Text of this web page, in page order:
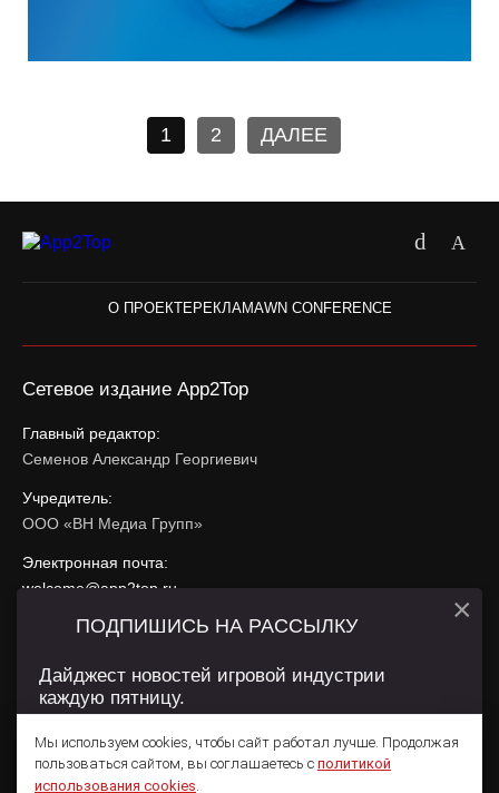
1 2 ДАЛЕЕ
О ПРОЕКТЕРЕКЛАМАWN CONFERENCE
Сетевое издание App2Top
Главный редактор:
Семенов Александр Георгиевич
Учредитель:
ООО «ВН Медиа Групп»
Электронная почта:
welcome@app2top.ru
При использовании материалов активная ссылка на
Сайт использует IP адреса, cookie, данные геолокации
использования содержатся вПолитике конфиденциальностии
Пользовательском соглашении .
Мы используем cookies, чтобы сайт работал лучше. Продолжая
пользоваться сайтом, вы соглашаетесь с политикой
использования cookies.
ПОДПИШИСЬ НА РАССЫЛКУ
Дайджест новостей игровой индустрии
каждую пятницу.
×